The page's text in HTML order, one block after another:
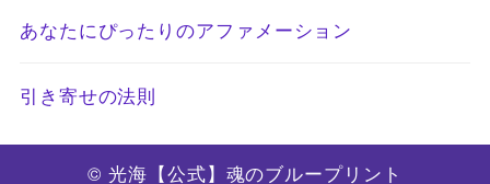
あなたにぴったりのアファメーション
引き寄せの法則
© 光海【公式】魂のブループリント